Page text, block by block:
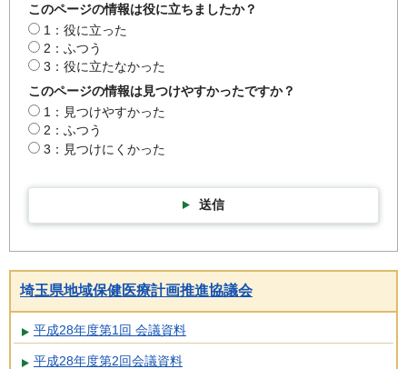
このページの情報は役に立ちましたか？
1：役に立った
2：ふつう
3：役に立たなかった
このページの情報は見つけやすかったですか？
1：見つけやすかった
2：ふつう
3：見つけにくかった
送信
埼玉県地域保健医療計画推進協議会
平成28年度第1回 会議資料
平成28年度第2回会議資料